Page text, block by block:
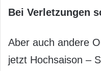
Bei Verletzungen
Aber auch andere
jetzt Hochsaison –